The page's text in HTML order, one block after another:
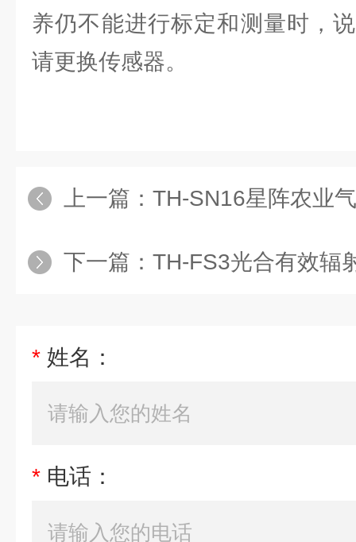
养仍不能进行标定和测量时，
请更换传感器。
上一篇： TH-SN16星阵农业
下一篇： TH-FS3光合有效辐
* 姓名：
* 电话：